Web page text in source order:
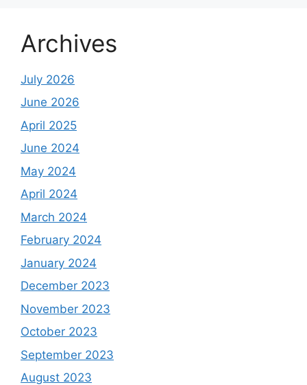
Archives
July 2026
June 2026
April 2025
June 2024
May 2024
April 2024
March 2024
February 2024
January 2024
December 2023
November 2023
October 2023
September 2023
August 2023